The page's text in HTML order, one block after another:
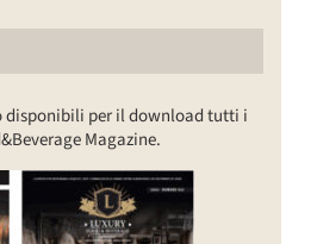
disponibili per il download tutti i
Magazine.